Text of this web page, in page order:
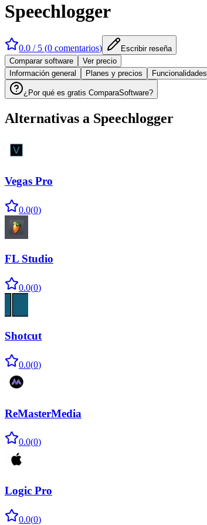
Speechlogger
0.0 / 5 (0 comentarios)
Escribir reseña
Comparar software
Ver precio
Información general
Planes y precios Funcionalidades
¿Por qué es gratis ComparaSoftware?
Alternativas a Speechlogger
Vegas Pro
0.0(0)
FL Studio
0.0(0)
Shotcut
0.0(0)
ReMasterMedia
0.0(0)
Logic Pro
0.0(0)